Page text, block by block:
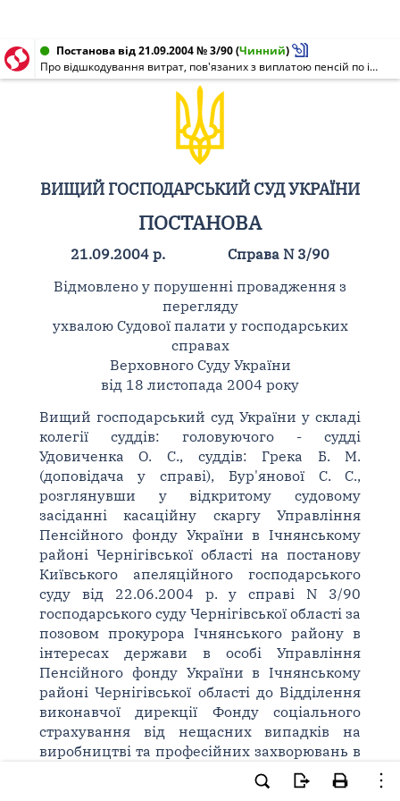
Постанова від 21.09.2004 № 3/90(Чинний)
Про відшкодування витрат, пов'язаних з виплатою пенсій по інвалідності
ВИЩИЙ ГОСПОДАРСЬКИЙ СУД УКРАЇНИ
ПОСТАНОВА
21.09.2004 р.
Справа N 3/90
Відмовлено у порушенні провадження з
перегляду
ухвалою Судової палати у господарських
справах
Верховного Суду України
від 18 листопада 2004 року
Вищий господарський суд України у складі
колегії суддів: головуючого - судді
Удовиченка О. С., суддів: Грека Б. М.
(доповідача у справі), Бур'янової С. С.,
розглянувши у відкритому судовому
засіданні касаційну скаргу Управління
Пенсійного фонду України в Ічнянському
районі Чернігівської області на постанову
Київського апеляційного господарського
суду від 22.06.2004 р. у справі N 3/90
господарського суду Чернігівської області за
позовом прокурора Ічнянського району в
інтересах держави в особі Управління
Пенсійного фонду України в Ічнянському
районі Чернігівської області до Відділення
виконавчої дирекції Фонду соціального
страхування від нещасних випадків на
виробництві та професійних захворювань в
м. Ніжині про стягнення суми у розмірі
66561,55 грн., за участю представників від: